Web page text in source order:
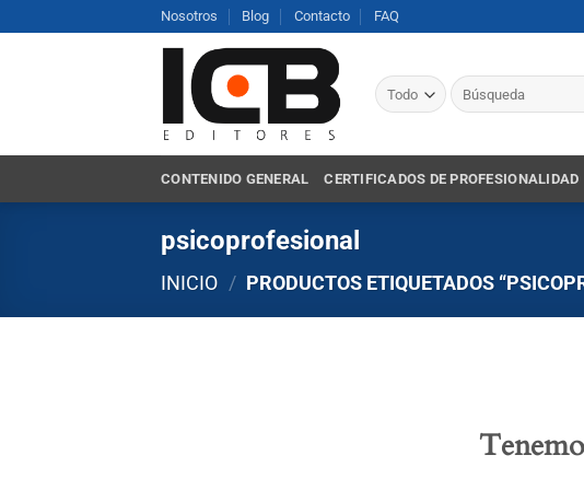
al
Nosotros Blog Contacto FAQ
Buscar
por:
CONTENIDO GENERAL CERTIFICADOS DE PROFESIONALIDAD
psicoprofesional
INICIO / PRODUCTOS ETIQUETADOS